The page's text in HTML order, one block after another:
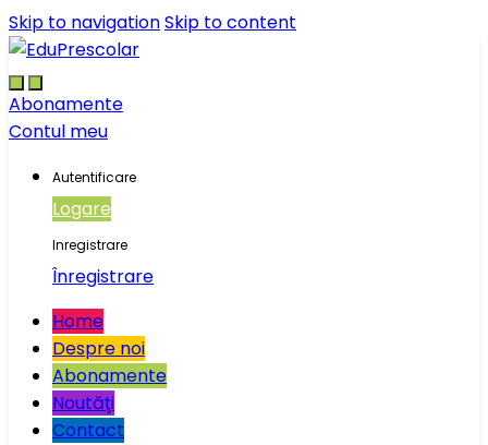
Skip to navigationSkip to content
Abonamente
Contul meu
Autentificare
Logare
Inregistrare
Înregistrare
Home
Despre noi
Abonamente
Noutăţi
Contact